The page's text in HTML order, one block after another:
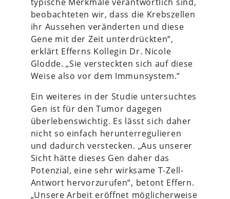
typische Merkmale verantwortlich sind,
beobachteten wir, dass die Krebszellen
ihr Aussehen veränderten und diese
Gene mit der Zeit unterdrückten“,
erklärt Efferns Kollegin Dr. Nicole
Glodde. „Sie versteckten sich auf diese
Weise also vor dem Immunsystem.“
Ein weiteres in der Studie untersuchtes
Gen ist für den Tumor dagegen
überlebenswichtig. Es lässt sich daher
nicht so einfach herunterregulieren
und dadurch verstecken. „Aus unserer
Sicht hätte dieses Gen daher das
Potenzial, eine sehr wirksame T-Zell-
Antwort hervorzurufen“, betont Effern.
„Unsere Arbeit eröffnet möglicherweise